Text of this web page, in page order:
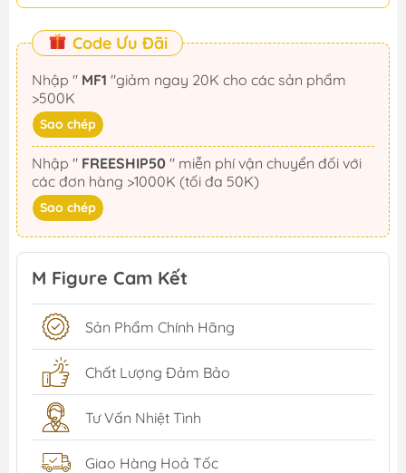
Code Ưu Đãi
Nhập " MF1
>500K
Sao chép
Nhập " FREESHIP50
các đơn hàng >1000K (tối đa 50K)
Sao chép
M Figure Cam Kết
Sản Phẩm Chính Hãng
Chất Lượng Đảm Bảo
Tư Vấn Nhiệt Tình
Giao Hàng Hoả Tốc